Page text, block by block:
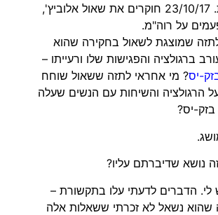
הפרקליטות. 23/10/17 חוקרים את שאול אלוביץ',
שמוצגת לשאול בחקירה שהוא
ברגולציה והפגישות שלו ורעייתו –
יס? מי אחראי לתזה ששאול שוחח
הרגולציה והשיחות עם הנשים שעלה
בזק-יס?
נושא שדיברתם עליו?
לי. הדברים לדעתי עלו בתקשורת –
שהוא נשאל לא זכרתי ששאלות אלה